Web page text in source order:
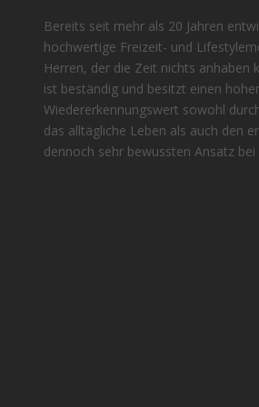
Bereits seit mehr als 20 Jahren
hochwertige Freizeit- und
Herren, der die Zeit nichts anhaben
ist beständig und besitzt einen
Wiedererkennungswert sowohl
das alltägliche Leben als auch den
dennoch sehr bewussten Ansatz